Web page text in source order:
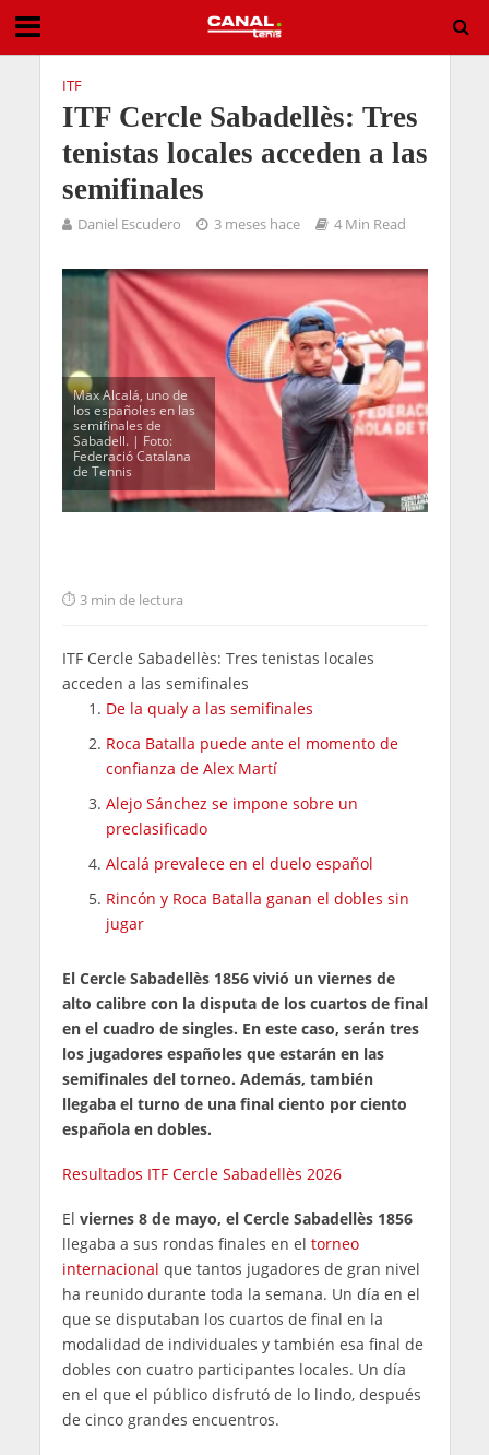
ITF
ITF Cercle Sabadellès: Tres
tenistas locales acceden a las
semifinales
Daniel Escudero 3 meses hace 4 Min Read
Max Alcalá, uno de
los españoles en las
semifinales de
Sabadell. | Foto:
Federació Catalana
de Tennis
3 min de lectura
ITF Cercle Sabadellès: Tres tenistas locales
acceden a las semifinales
De la qualy a las semifinales
Roca Batalla puede ante el momento de
confianza de Alex Martí
Alejo Sánchez se impone sobre un
preclasificado
Alcalá prevalece en el duelo español
Rincón y Roca Batalla ganan el dobles sin
jugar
El Cercle Sabadellès 1856 vivió un viernes de
alto calibre con la disputa de los cuartos de final
en el cuadro de singles. En este caso, serán tres
los jugadores españoles que estarán en las
semifinales del torneo. Además, también
llegaba el turno de una final ciento por ciento
española en dobles.
Resultados ITF Cercle Sabadellès 2026
El viernes 8 de mayo, el Cercle Sabadellès 1856
llegaba a sus rondas finales en el torneo
internacional que tantos jugadores de gran nivel
ha reunido durante toda la semana. Un día en el
que se disputaban los cuartos de final en la
modalidad de individuales y también esa final de
dobles con cuatro participantes locales. Un día
en el que el público disfrutó de lo lindo, después
de cinco grandes encuentros.